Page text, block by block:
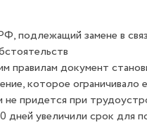
подлежащий замене в
документ
которое ограничивало
придется при
дней увеличили срок для